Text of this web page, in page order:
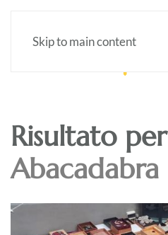
Skip to main content
Risultato
Abacadabra